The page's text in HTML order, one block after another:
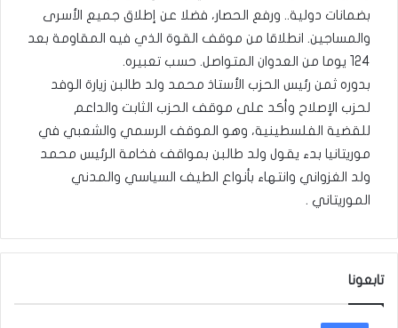
بضمانات دولية.. ورفع الحصار، فضلا عن إطلاق جميع الأسرى
والمساجين. انطلاقا من موقف القوة الذي فيه المقاومة بعد
124 يوما من العدوان المتواصل. حسب تعبيره.
بدوره ثمن رئيس الحزب الأستاذ محمد ولد طالبن زيارة الوفد
لحزب الإصلاح وأكد على موقف الحزب الثابت والداعم
للقضية الفلسطينية، وهو الموقف الرسمي والشعبي في
موريتانيا بدء يقول ولد طالبن بمواقف فخامة الرئيس محمد
ولد الغزواني وانتهاء بأنواع الطيف السياسي والمدني
الموريتاني .
تابعونا